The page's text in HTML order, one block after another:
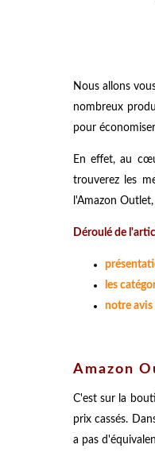
Nous allons
nombreux
pour
En effet, au
trouverez les
l'Amazon
Déroulé de
les
notre avis
Amazon
C'est sur la
prix cassés.
a pas